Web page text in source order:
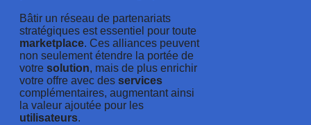
Bâtir un réseau de partenariats
stratégiques est essentiel pour toute
marketplace. Ces alliances peuvent
non seulement étendre la portée de
votre solution, mais de plus enrichir
votre offre avec des services
complémentaires, augmentant ainsi
la valeur ajoutée pour les
utilisateurs.